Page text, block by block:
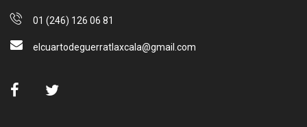
01 (246) 126 06 81
elcuartodeguerratlaxcala@gmail.com